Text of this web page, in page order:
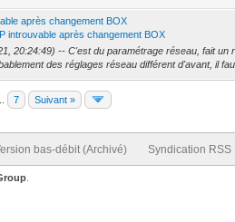
après changement BOX
introuvable après changement BOX
20:24:49) -- C'est du paramétrage réseau, fait un
des réglages réseau différent d'avant, il
7 Suivant »
bas-débit (Archivé) Syndication RSS